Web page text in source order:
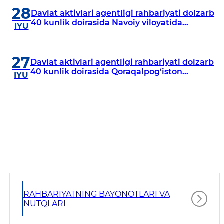
28
IYU
Davlat aktivlari agentligi rahbariyati dolzarb
40 kunlik doirasida Navoiy viloyatida
27
IYU
Davlat aktivlari agentligi rahbariyati dolzarb
40 kunlik doirasida Qoraqalpog‘iston
RAHBARIYATNING BAYONOTLARI VA
NUTQLARI